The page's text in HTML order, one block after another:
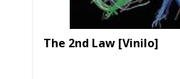
The 2nd Law [Vinilo]